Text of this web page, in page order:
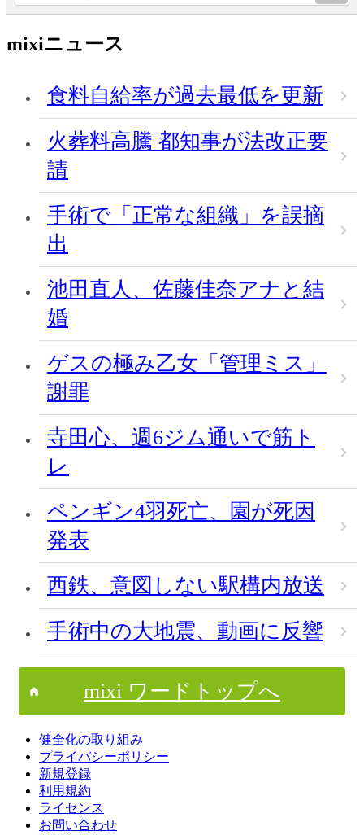
mixiニュース
食料自給率が過去最低を更新
火葬料高騰 都知事が法改正要
請
手術で「正常な組織」を誤摘
出
池田直人、佐藤佳奈アナと結
婚
ゲスの極み乙女「管理ミス」
謝罪
寺田心、週6ジム通いで筋ト
レ
ペンギン4羽死亡、園が死因
発表
西鉄、意図しない駅構内放送
手術中の大地震、動画に反響
mixi ワードトップへ
健全化の取り組み
プライバシーポリシー
新規登録
利用規約
ライセンス
お問い合わせ